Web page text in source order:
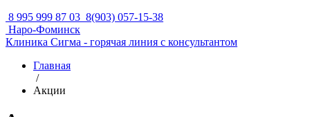
8 995 999 87 03 8(903) 057-15-38
Наро-Фоминск
Клиника Сигма - горячая линия с консультантом
Главная
/
Акции